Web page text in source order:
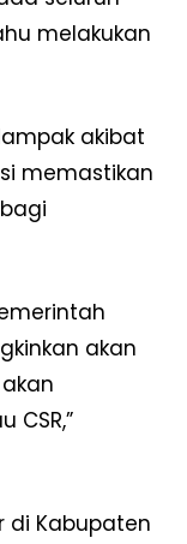
melakukan
akibat
memastikan
akan
CSR,”
di Kabupaten